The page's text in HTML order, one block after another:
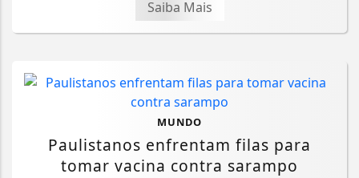
Saiba Mais
MUNDO
Paulistanos enfrentam filas para
tomar vacina contra sarampo